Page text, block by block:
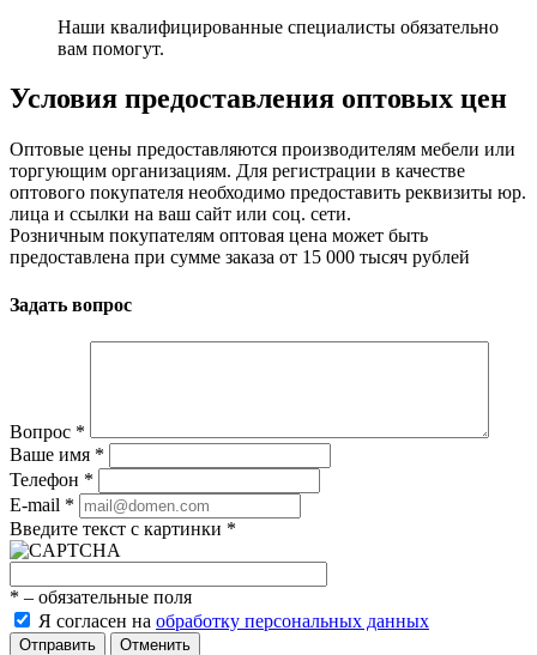
Наши квалифицированные специалисты обязательно
вам помогут.
Условия предоставления оптовых цен
Оптовые цены предоставляются производителям мебели или
торгующим организациям. Для регистрации в качестве
оптового покупателя необходимо предоставить реквизиты юр.
лица и ссылки на ваш сайт или соц. сети.
Розничным покупателям оптовая цена может быть
предоставлена при сумме заказа от 15 000 тысяч рублей
Задать вопрос
Вопрос *
Ваше имя *
Телефон *
E-mail *
Введите текст с картинки *
* – обязательные поля
Я согласен на обработку персональных данных
Отменить